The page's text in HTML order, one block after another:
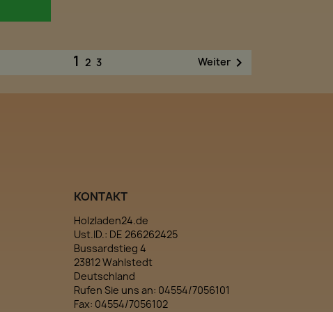
12 3 Weiter
KONTAKT
Holzladen24.de
Ust.ID.: DE 266262425
Bussardstieg 4
23812 Wahlstedt
Deutschland
Rufen Sie uns an: 04554/7056101
Fax: 04554/7056102